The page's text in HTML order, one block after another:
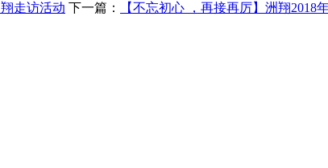
走访活动 下一篇： 【不忘初心 ，再接再厉】洲翔2018